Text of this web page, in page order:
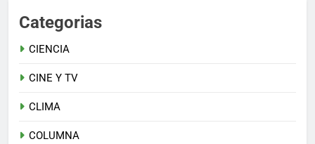
Categorias
CIENCIA
CINE Y TV
CLIMA
COLUMNA